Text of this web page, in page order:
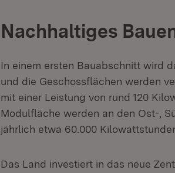
Nachhaltiges
In einem ersten Bauabschnitt wird
und die Geschossflächen werden
mit einer Leistung von rund 120
Modulfläche werden an den Ost-,
jährlich etwa 60.000
Das Land investiert in das neue